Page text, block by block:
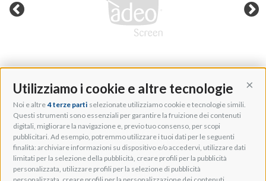
Utilizziamo i cookie e altre tecnologie
Noi e altre 4 terze parti selezionate utilizziamo cookie e tecnologie simili.
Questi strumenti sono essenziali per garantire la fruizione dei contenuti
digitali, migliorare la navigazione e, previo tuo consenso, per scopi
pubblicitari. Ad esempio, potremmo utilizzare i tuoi dati per le seguenti
finalità: archiviare informazioni su dispositivo e/o accedervi, utilizzare dati
limitati per la selezione della pubblicità, creare profili per la pubblicità
personalizzata, utilizzare profili per la selezione di pubblicità
Adeo Group S.r.l.
Via della Zarga, 50
Lavis, 38015 TN, Italy
Tel: +39 0461 248211
P.IVA: IT01262500224
PEC: pec@pec.adeogroup.it